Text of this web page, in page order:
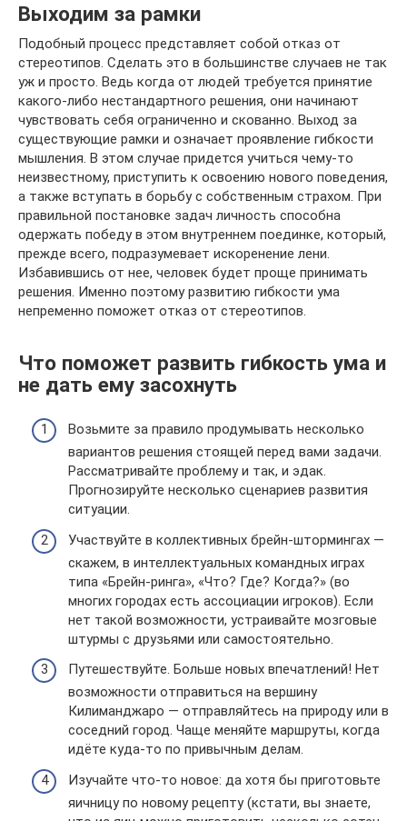
Выходим за рамки
Подобный процесс представляет собой отказ от
стереотипов. Сделать это в большинстве случаев не так
уж и просто. Ведь когда от людей требуется принятие
какого-либо нестандартного решения, они начинают
чувствовать себя ограниченно и скованно. Выход за
существующие рамки и означает проявление гибкости
мышления. В этом случае придется учиться чему-то
неизвестному, приступить к освоению нового поведения,
а также вступать в борьбу с собственным страхом. При
правильной постановке задач личность способна
одержать победу в этом внутреннем поединке, который,
прежде всего, подразумевает искоренение лени.
Избавившись от нее, человек будет проще принимать
решения. Именно поэтому развитию гибкости ума
непременно поможет отказ от стереотипов.
Что поможет развить гибкость ума и
не дать ему засохнуть
Возьмите за правило продумывать несколько
вариантов решения стоящей перед вами задачи.
Рассматривайте проблему и так, и эдак.
Прогнозируйте несколько сценариев развития
ситуации.
Участвуйте в коллективных брейн-штормингах —
скажем, в интеллектуальных командных играх
типа «Брейн-ринга», «Что? Где? Когда?» (во
многих городах есть ассоциации игроков). Если
нет такой возможности, устраивайте мозговые
штурмы с друзьями или самостоятельно.
Путешествуйте. Больше новых впечатлений! Нет
возможности отправиться на вершину
Килиманджаро — отправляйтесь на природу или в
соседний город. Чаще меняйте маршруты, когда
идёте куда-то по привычным делам.
Изучайте что-то новое: да хотя бы приготовьте
яичницу по новому рецепту (кстати, вы знаете,